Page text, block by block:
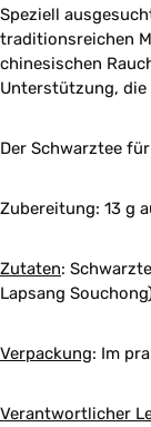
Speziell
traditionsreichen
chinesischen
Unterstützung, die
Der Schwarztee
Zubereitung: 13 g
Zutaten:
Lapsang
Verpackung: Im
Verantwortlicher